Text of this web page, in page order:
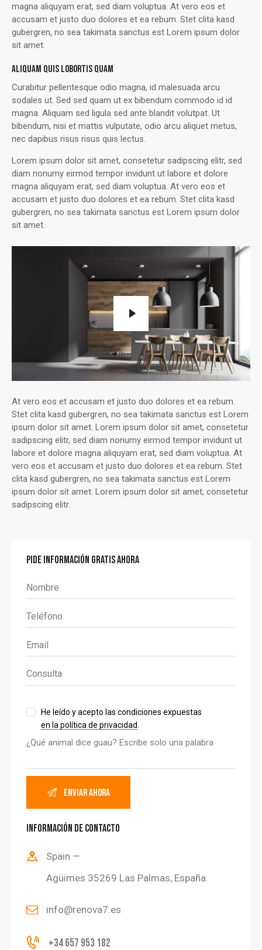
magna aliquyam erat, sed diam voluptua. At vero eos et
accusam et justo duo dolores et ea rebum. Stet clita kasd
gubergren, no sea takimata sanctus est Lorem ipsum dolor
sit amet.
ALIQUAM QUIS LOBORTIS QUAM
Curabitur pellentesque odio magna, id malesuada arcu
sodales ut. Sed sed quam ut ex bibendum commodo id id
magna. Aliquam sed ligula sed ante blandit volutpat. Ut
bibendum, nisi et mattis vulputate, odio arcu aliquet metus,
nec dapibus risus risus quis lectus.
Lorem ipsum dolor sit amet, consetetur sadipscing elitr, sed
diam nonumy eirmod tempor invidunt ut labore et dolore
magna aliquyam erat, sed diam voluptua. At vero eos et
accusam et justo duo dolores et ea rebum. Stet clita kasd
gubergren, no sea takimata sanctus est Lorem ipsum dolor
sit amet.
At vero eos et accusam et justo duo dolores et ea rebum.
Stet clita kasd gubergren, no sea takimata sanctus est Lorem
ipsum dolor sit amet. Lorem ipsum dolor sit amet, consetetur
sadipscing elitr, sed diam nonumy eirmod tempor invidunt ut
labore et dolore magna aliquyam erat, sed diam voluptua. At
vero eos et accusam et justo duo dolores et ea rebum. Stet
clita kasd gubergren, no sea takimata sanctus est Lorem
ipsum dolor sit amet. Lorem ipsum dolor sit amet, consetetur
sadipscing elitr.
PIDE INFORMACIÓN GRATIS AHORA
He leído y acepto las condiciones expuestas
en la política de privacidad
¿Qué animal dice guau? Escribe solo una palabra
INFORMACIÓN DE CONTACTO
Spain —
Agüimes 35269 Las Palmas, España.
info@renova7.es
+34 657 953 182